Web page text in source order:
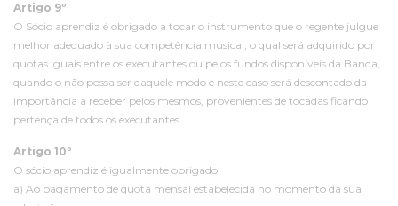
Artigo 9º
O Sócio aprendiz é obrigado a tocar o instrumento que o regente julgue
melhor adequado à sua competência musical, o qual será adquirido por
quotas iguais entre os executantes ou pelos fundos disponíveis da Banda,
quando o não possa ser daquele modo e neste caso será descontado da
importância a receber pelos mesmos, provenientes de tocadas ficando
pertença de todos os executantes.
Artigo 10º
O sócio aprendiz é igualmente obrigado:
a) Ao pagamento de quota mensal estabelecida no momento da sua